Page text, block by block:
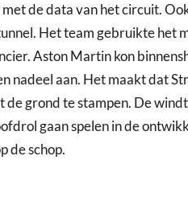
de data van het circuit.
Het team gebruikte het
Aston Martin kon
nadeel aan. Het maakt dat
grond te stampen. De
gaan spelen in de
de schop.